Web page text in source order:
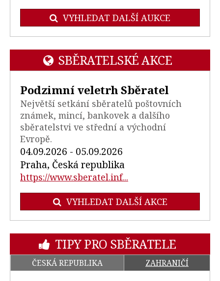
VYHLEDAT DALŠÍ AUKCE
SBĚRATELSKÉ AKCE
Podzimní veletrh Sběratel
Největší setkání sběratelů poštovních
známek, mincí, bankovek a dalšího
sběratelstvi ve střední a východní
Evropě.
04.09.2026 - 05.09.2026
Praha, Česká republika
https://www.sberatel.inf...
VYHLEDAT DALŠÍ AKCE
TIPY PRO SBĚRATELE
ČESKÁ REPUBLIKA ZAHRANIČÍ